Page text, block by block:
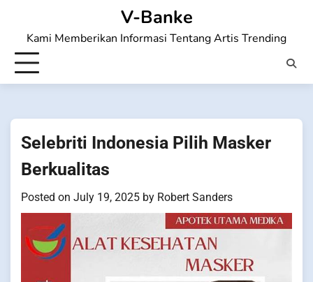
content
V-Banke
Kami Memberikan Informasi Tentang Artis Trending
Selebriti Indonesia Pilih Masker
Berkualitas
Posted on July 19, 2025 by Robert Sanders